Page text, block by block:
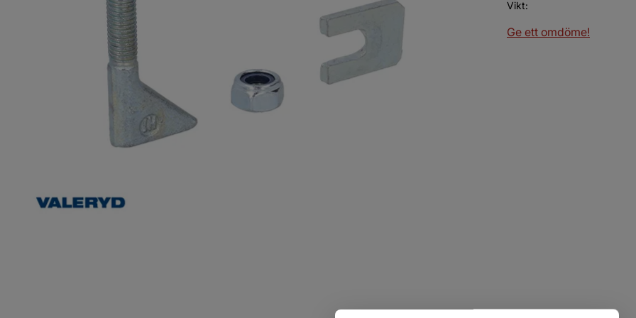
Vikt
Ge ett omdöme!